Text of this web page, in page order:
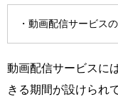
・動画配信サービス
動画配信サービスに
きる期間が設けられ